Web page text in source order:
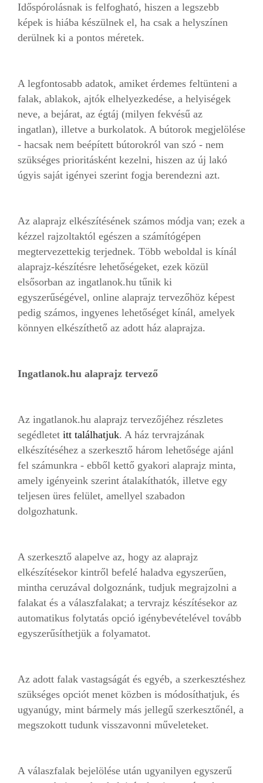
Időspórolásnak is felfogható, hiszen a legszebb
képek is hiába készülnek el, ha csak a helyszínen
derülnek ki a pontos méretek.
A legfontosabb adatok, amiket érdemes feltünteni a
falak, ablakok, ajtók elhelyezkedése, a helyiségek
neve, a bejárat, az égtáj (milyen fekvésű az
ingatlan), illetve a burkolatok. A bútorok megjelölése
- hacsak nem beépített bútorokról van szó - nem
szükséges prioritásként kezelni, hiszen az új lakó
úgyis saját igényei szerint fogja berendezni azt.
Az alaprajz elkészítésének számos módja van; ezek a
kézzel rajzoltaktól egészen a számítógépen
megtervezettekig terjednek. Több weboldal is kínál
alaprajz-készítésre lehetőségeket, ezek közül
elsősorban az ingatlanok.hu tűnik ki
egyszerűségével, online alaprajz tervezőhöz képest
pedig számos, ingyenes lehetőséget kínál, amelyek
könnyen elkészíthető az adott ház alaprajza.
Ingatlanok.hu alaprajz tervező
Az ingatlanok.hu alaprajz tervezőjéhez részletes
segédletet itt találhatjuk. A ház tervrajzának
elkészítéséhez a szerkesztő három lehetősége ajánl
fel számunkra - ebből kettő gyakori alaprajz minta,
amely igényeink szerint átalakíthatók, illetve egy
teljesen üres felület, amellyel szabadon
dolgozhatunk.
A szerkesztő alapelve az, hogy az alaprajz
elkészítésekor kintről befelé haladva egyszerűen,
mintha ceruzával dolgoznánk, tudjuk megrajzolni a
falakat és a válaszfalakat; a tervrajz készítésekor az
automatikus folytatás opció igénybevételével tovább
egyszerűsíthetjük a folyamatot.
Az adott falak vastagságát és egyéb, a szerkesztéshez
szükséges opciót menet közben is módosíthatjuk, és
ugyanúgy, mint bármely más jellegű szerkesztőnél, a
megszokott tudunk visszavonni műveleteket.
A válaszfalak bejelölése után ugyanilyen egyszerű